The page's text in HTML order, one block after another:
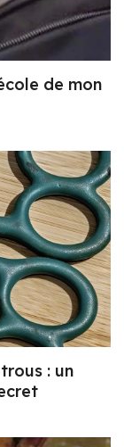
de mon
: un